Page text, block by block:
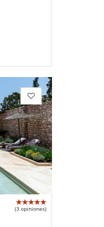
(3 opiniones)